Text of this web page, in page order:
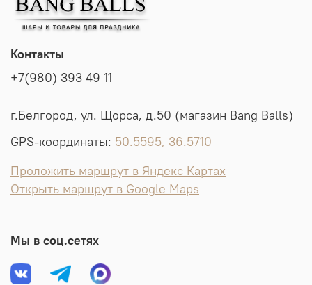
Контакты
+7(980) 393 49 11
г.Белгород, ул. Щорса, д.50 (магазин Bang Balls)
GPS-координаты: 50.5595, 36.5710
Проложить маршрут в Яндекс Картах
Открыть маршрут в Google Maps
Мы в соц.сетях